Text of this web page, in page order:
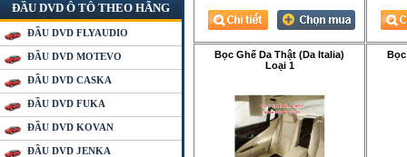
ĐẦU DVD Ô TÔ THEO HÃNG
ĐẦU DVD FLYAUDIO
ĐẦU DVD MOTEVO
ĐẦU DVD CASKA
ĐẦU DVD FUKA
ĐẦU DVD KOVAN
ĐẦU DVD JENKA
Bọc Ghế Da Thật (Da Italia)
Loại 1
Bọc